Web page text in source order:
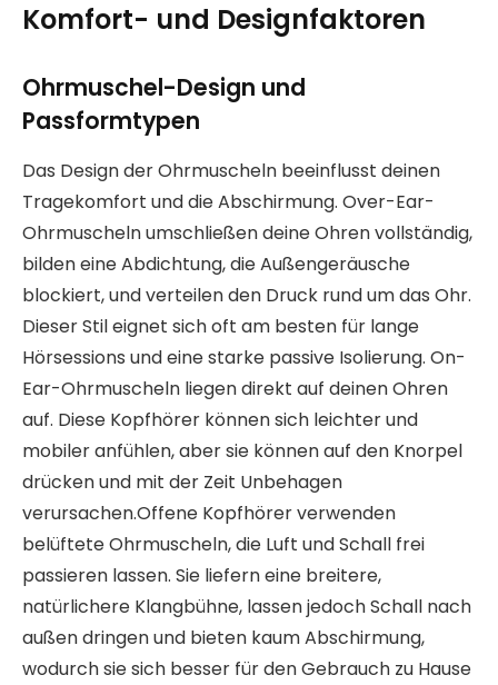
Komfort- und Designfaktoren
Ohrmuschel-Design und
Passformtypen
Das Design der Ohrmuscheln beeinflusst deinen
Tragekomfort und die Abschirmung. Over-Ear-
Ohrmuscheln umschließen deine Ohren vollständig,
bilden eine Abdichtung, die Außengeräusche
blockiert, und verteilen den Druck rund um das Ohr.
Dieser Stil eignet sich oft am besten für lange
Hörsessions und eine starke passive Isolierung. On-
Ear-Ohrmuscheln liegen direkt auf deinen Ohren
auf. Diese Kopfhörer können sich leichter und
mobiler anfühlen, aber sie können auf den Knorpel
drücken und mit der Zeit Unbehagen
verursachen.Offene Kopfhörer verwenden
belüftete Ohrmuscheln, die Luft und Schall frei
passieren lassen. Sie liefern eine breitere,
natürlichere Klangbühne, lassen jedoch Schall nach
außen dringen und bieten kaum Abschirmung,
wodurch sie sich besser für den Gebrauch zu Hause